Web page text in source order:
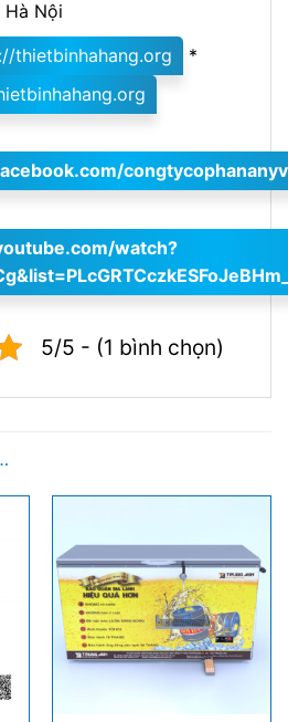
Hà Nội
thietbinhahang.org
*
watch?
5/5 - (1 bình chọn)